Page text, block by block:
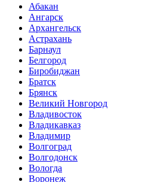
Абакан
Ангарск
Архангельск
Астрахань
Барнаул
Белгород
Биробиджан
Братск
Брянск
Великий Новгород
Владивосток
Владикавказ
Владимир
Волгоград
Волгодонск
Вологда
Воронеж